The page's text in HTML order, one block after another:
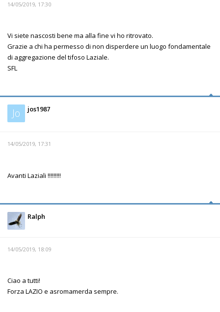
14/05/2019, 17:30
Vi siete nascosti bene ma alla fine vi ho ritrovato.
Grazie a chi ha permesso di non disperdere un luogo fondamentale
di aggregazione del tifoso Laziale.
SFL
Jo jos1987
14/05/2019, 17:31
Avanti Laziali !!!!!!!!!
Ralph
14/05/2019, 18:09
Ciao a tutti!
Forza LAZIO e asromamerda sempre.